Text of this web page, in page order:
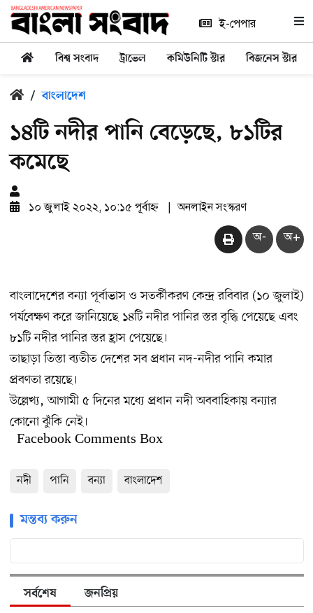
ই-পেপার
বিশ্ব সংবাদ ট্রাভেল কমিউনিটি স্টার বিজনেস স্টার
/ বাংলাদেশ
১৪টি নদীর পানি বেড়েছে, ৮১টির
কমেছে
১০ জুলাই ২০২২, ১০:১৫ পূর্বাহ্ন অনলাইন সংস্করণ
অ- অ+
বাংলাদেশের বন্যা পূর্বাভাস ও সতর্কীকরণ কেন্দ্র রবিবার (১০ জুলাই)
পর্যবেক্ষণ করে জানিয়েছে ১৪টি নদীর পানির স্তর বৃদ্ধি পেয়েছে এবং
৮১টি নদীর পানির স্তর হ্রাস পেয়েছে।
তাছাড়া তিস্তা ব্যতীত দেশের সব প্রধান নদ-নদীর পানি কমার
প্রবণতা রয়েছে।
উল্লেখ্য, আগামী ৫ দিনের মধ্যে প্রধান নদী অববাহিকায় বন্যার
কোনো ঝুঁকি নেই।
Facebook Comments Box
নদী পানি বন্যা বাংলাদেশ
মন্তব্য করুন
সর্বশেষ জনপ্রিয়